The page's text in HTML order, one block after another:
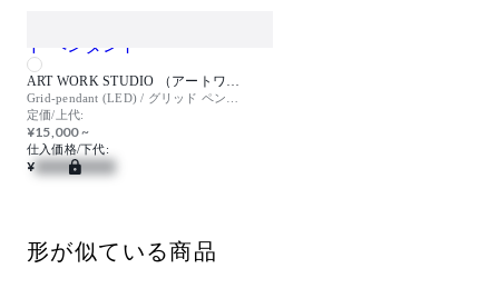
【特記事項】※ワイヤー吊フランジ(給電付)
【備考】(受注品)
ART WORK STUDIO （アートワークスタジオ）
定価/上代:
¥15,000 ~
仕入価格/下代:
¥
形が似ている商品